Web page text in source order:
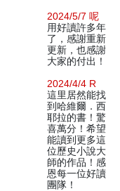
2024/5/7 呢
用好讀許多年
了，感謝重新
更新，也感謝
大家的付出！
2024/4/4 R
這里居然能找
到哈維爾．西
耶拉的書！驚
喜萬分！希望
能讀到更多這
位歷史小說大
師的作品！感
恩每一位好讀
團隊！